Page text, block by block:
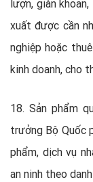
lượn, giàn
xuất được cần
nghiệp hoặc
kinh doanh, cho
18. Sản phẩm
trưởng Bộ Quốc
phẩm, dịch vụ
an ninh theo